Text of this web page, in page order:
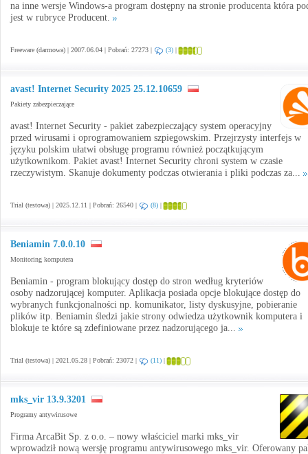
na inne wersje Windows-a program dostępny na stronie producenta która
jest w rubryce Producent.
Freeware (darmowa) | 2007.06.04 | Pobrań: 27273 | (3) |
avast! Internet Security 2025 25.12.10659
Pakiety zabezpieczające
avast! Internet Security - pakiet zabezpieczający system operacyjny
przed wirusami i oprogramowaniem szpiegowskim. Przejrzysty interfejs w
języku polskim ułatwi obsługę programu również początkującym
użytkownikom. Pakiet avast! Internet Security chroni system w czasie
rzeczywistym. Skanuje dokumenty podczas otwierania i pliki podczas za...
Trial (testowa) | 2025.12.11 | Pobrań: 26540 | (8) |
Beniamin 7.0.0.10
Monitoring komputera
Beniamin - program blokujący dostęp do stron według kryteriów
osoby nadzorującej komputer. Aplikacja posiada opcje blokujące dostęp do
wybranych funkcjonalności np. komunikator, listy dyskusyjne, pobieranie
plików itp. Beniamin śledzi jakie strony odwiedza użytkownik komputera i
blokuje te które są zdefiniowane przez nadzorującego ja...
Trial (testowa) | 2021.05.28 | Pobrań: 23072 | (11) |
mks_vir 13.9.3201
Programy antywirusowe
Firma ArcaBit Sp. z o.o. – nowy właściciel marki mks_vir
wprowadził nową wersję programu antywirusowego mks_vir. Oferowany